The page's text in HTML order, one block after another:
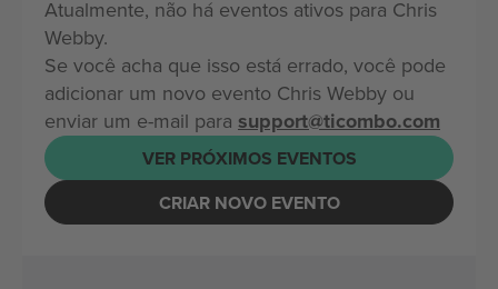
Atualmente, não há eventos ativos para Chris
Webby.
Se você acha que isso está errado, você pode
adicionar um novo evento Chris Webby ou
enviar um e-mail para support@ticombo.com
VER PRÓXIMOS EVENTOS
CRIAR NOVO EVENTO